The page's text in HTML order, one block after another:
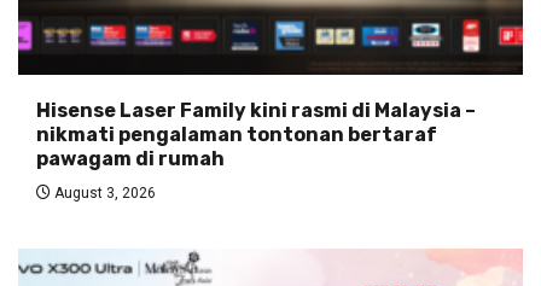
Hisense Laser Family kini rasmi di Malaysia –
nikmati pengalaman tontonan bertaraf
pawagam di rumah
August 3, 2026